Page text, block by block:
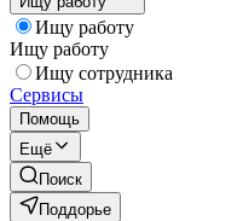
Ищу работу
Ищу работу
Ищу сотрудника
Сервисы
Помощь
Ещё
Поиск
Поддорье